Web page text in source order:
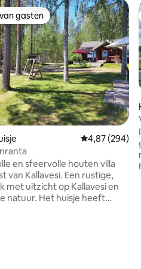
4,91 uit 5, 116 recensies
gasten
gasten
Gemiddelde
4,87 (294)
en sfeervolle houten villa
van Kallavesi. Een rustige,
met uitzicht op Kallavesi en
natuur. Het huisje heeft